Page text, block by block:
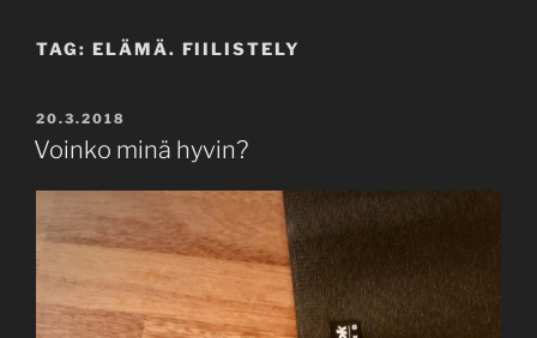
TAG: ELÄMÄ. FIILISTELY
POSTED
ON
20.3.2018
Voinko minä hyvin?